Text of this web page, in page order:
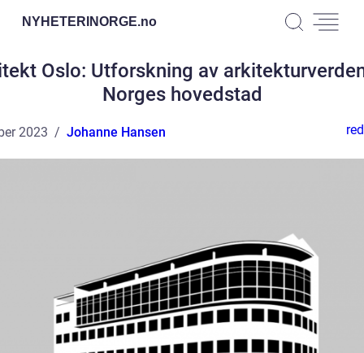
NYHETERINORGE.no
Oslo: Utforskning av
Norges hovedstad
2023 Johanne Hansen